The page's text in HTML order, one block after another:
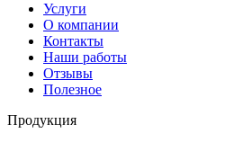
Услуги
О компании
Контакты
Наши работы
Отзывы
Полезное
Продукция